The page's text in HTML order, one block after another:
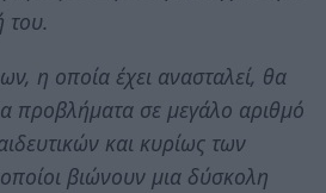
του.
η οποία έχει ανασταλεί, θα
προβλήματα σε μεγάλο αριθμό
και κυρίως των
βιώνουν μια δύσκολη